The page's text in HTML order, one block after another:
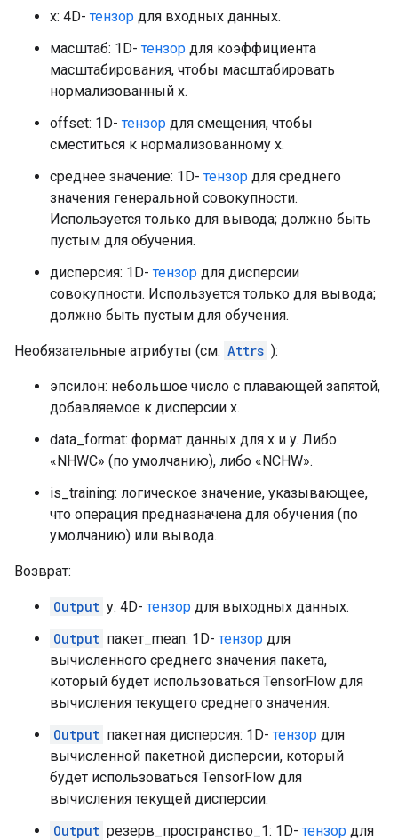
x: 4D- тензор для входных данных.
масштаб: 1D- тензор для коэффициента
масштабирования, чтобы масштабировать
нормализованный x.
offset: 1D- тензор для смещения, чтобы
сместиться к нормализованному x.
среднее значение: 1D- тензор для среднего
значения генеральной совокупности.
Используется только для вывода; должно быть
пустым для обучения.
дисперсия: 1D- тензор для дисперсии
совокупности. Используется только для вывода;
должно быть пустым для обучения.
Необязательные атрибуты (см. Attrs ):
эпсилон: небольшое число с плавающей запятой,
добавляемое к дисперсии x.
data_format: формат данных для x и y. Либо
«NHWC» (по умолчанию), либо «NCHW».
is_training: логическое значение, указывающее,
что операция предназначена для обучения (по
умолчанию) или вывода.
Возврат:
Output y: 4D- тензор для выходных данных.
Output пакет_mean: 1D- тензор для
вычисленного среднего значения пакета,
который будет использоваться TensorFlow для
вычисления текущего среднего значения.
Output пакетная дисперсия: 1D- тензор для
вычисленной пакетной дисперсии, который
будет использоваться TensorFlow для
вычисления текущей дисперсии.
Output резерв_пространство_1: 1D- тензор для